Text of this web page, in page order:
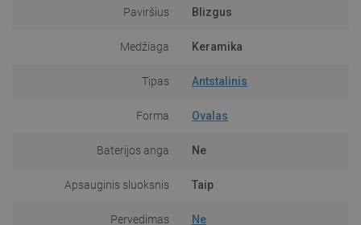
Paviršius Blizgus
Medžiaga Keramika
Tipas Antstalinis
Forma Ovalas
Baterijos anga Ne
Apsauginis sluoksnis Taip
Pervedimas Ne